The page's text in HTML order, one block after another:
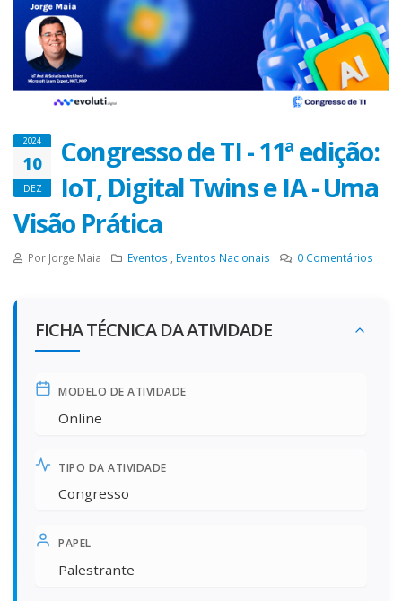
2024
10
DEZ
Congresso de TI - 11ª edição:
IoT, Digital Twins e IA - Uma
Visão Prática
Por Jorge Maia Eventos Eventos Nacionais 0 Comentários
FICHA TÉCNICA DA ATIVIDADE
MODELO DE ATIVIDADE
Online
TIPO DA ATIVIDADE
Congresso
PAPEL
Palestrante